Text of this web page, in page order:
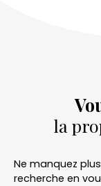
la
Ne manquez
recherche en